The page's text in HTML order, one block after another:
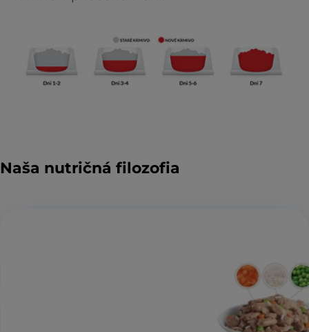
Naša nutričná filozofia